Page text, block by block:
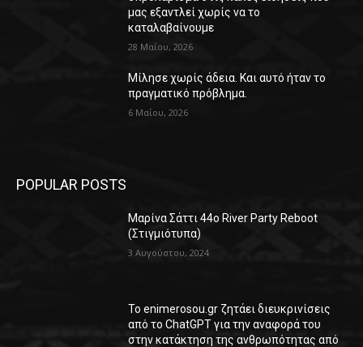
μας εξαντλεί χωρίς να το
καταλαβαίνουμε
28 Μαΐου, 2026
Μίλησε χωρίς άδεια. Και αυτό ήταν το
πραγματικό πρόβλημα.
6 Μαΐου, 2026
POPULAR POSTS
Μαρίνα Σάττι 44o River Party Reboot
(Στιγμιότυπα)
3 Αυγούστου, 2024
Το enimerosou.gr ζητάει διευκρινίσεις
από το ChatGPT για την αναφορά του
στην κατάκτηση της ανθρωπότητας από